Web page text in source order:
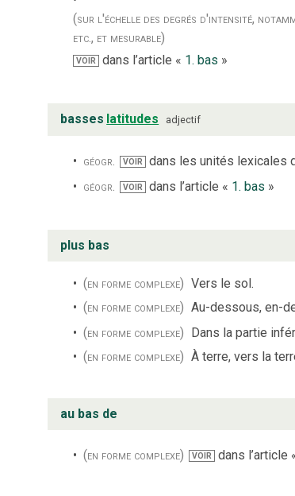
(sur l'échelle des degrés d'intensité,
etc., et mesurable)
VOIR dans l’article « 1. bas »
basses latitudes adjectif
géogr. VOIR dans les unités lexicales
géogr.
VOIR dans l’article « 1. bas »
plus bas
(en forme complexe) Vers le sol.
(en forme complexe) Au-dessous, en-
(en forme complexe) Dans la partie
(en forme complexe) À terre, vers la
au bas de
(en forme complexe) VOIR dans l’article